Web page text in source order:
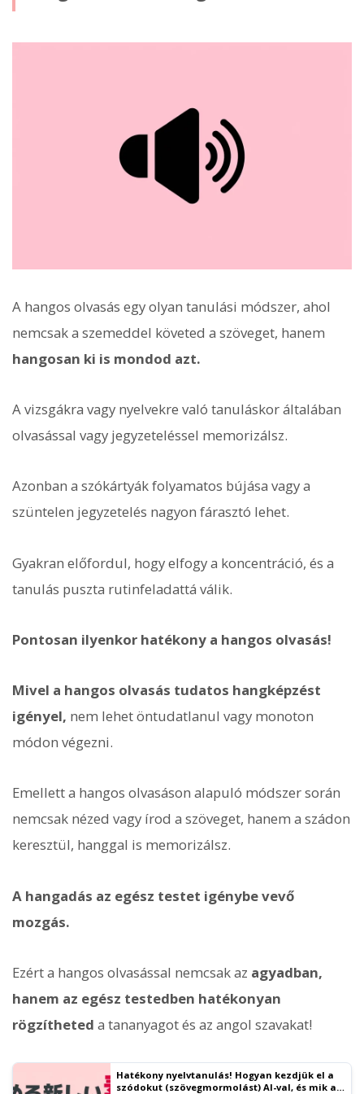
A hangos olvasás egy olyan tanulási módszer, ahol
nemcsak a szemeddel követed a szöveget, hanem
hangosan ki is mondod azt.
A vizsgákra vagy nyelvekre való tanuláskor általában
olvasással vagy jegyzeteléssel memorizálsz.
Azonban a szókártyák folyamatos bújása vagy a
szüntelen jegyzetelés nagyon fárasztó lehet.
Gyakran előfordul, hogy elfogy a koncentráció, és a
tanulás puszta rutinfeladattá válik.
Pontosan ilyenkor hatékony a hangos olvasás!
Mivel a hangos olvasás tudatos hangképzést
igényel, nem lehet öntudatlanul vagy monoton
módon végezni.
Emellett a hangos olvasáson alapuló módszer során
nemcsak nézed vagy írod a szöveget, hanem a szádon
keresztül, hanggal is memorizálsz.
A hangadás az egész testet igénybe vevő
mozgás.
Ezért a hangos olvasással nemcsak az agyadban,
hanem az egész testedben hatékonyan
rögzítheted a tananyagot és az angol szavakat!
Hatékony nyelvtanulás! Hogyan kezdjük el a
szódokut (szövegmormolást) AI-val, és mik a